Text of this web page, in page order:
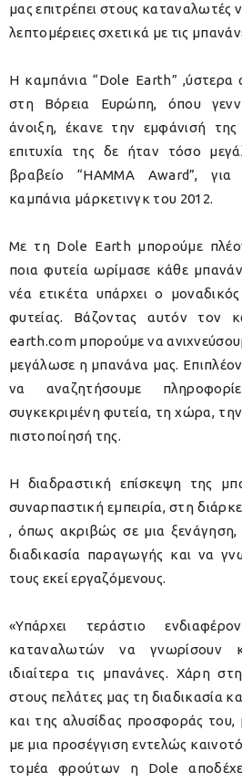
μας επιτρέπει στους καταναλωτές
λεπτομέρειες σχετικά με τις
Η καμπάνια “Dole Earth” ,ύστερα
στη Βόρεια Ευρώπη, όπου
άνοιξη, έκανε την εμφάνισή
επιτυχία της δε ήταν τόσο
βραβείο “HAMMA Award”,
καμπάνια μάρκετινγκ του 2012.
Με τη Dole Earth μπορούμε
ποια φυτεία ωρίμασε κάθε
νέα ετικέτα υπάρχει ο
φυτείας. Βάζοντας αυτόν τον
earth.com μπορούμε να
μεγάλωσε η μπανάνα μας.
να αναζητήσουμε
συγκεκριμένη φυτεία, τη χώρα,
πιστοποίησή της.
Η διαδραστική επίσκεψη της
συναρπαστική εμπειρία, στη
, όπως ακριβώς σε μια
διαδικασία παραγωγής και να
τους εκεί εργαζόμενους.
«Υπάρχει τεράστιο
καταναλωτών να γνωρίσουν
ιδιαίτερα τις μπανάνες. Χάρη
στους πελάτες μας τη διαδικασία
και της αλυσίδας προσφοράς του,
με μια προσέγγιση εντελώς
τομέα φρούτων η Dole